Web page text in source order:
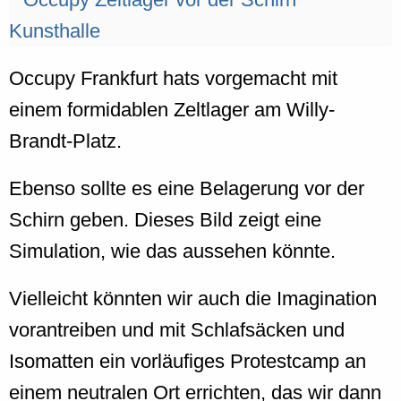
Occupy Frankfurt hats vorgemacht mit
einem formidablen Zeltlager am Willy-
Brandt-Platz.
Ebenso sollte es eine Belagerung vor der
Schirn geben. Dieses Bild zeigt eine
Simulation, wie das aussehen könnte.
Vielleicht könnten wir auch die Imagination
vorantreiben und mit Schlafsäcken und
Isomatten ein vorläufiges Protestcamp an
einem neutralen Ort errichten, das wir dann